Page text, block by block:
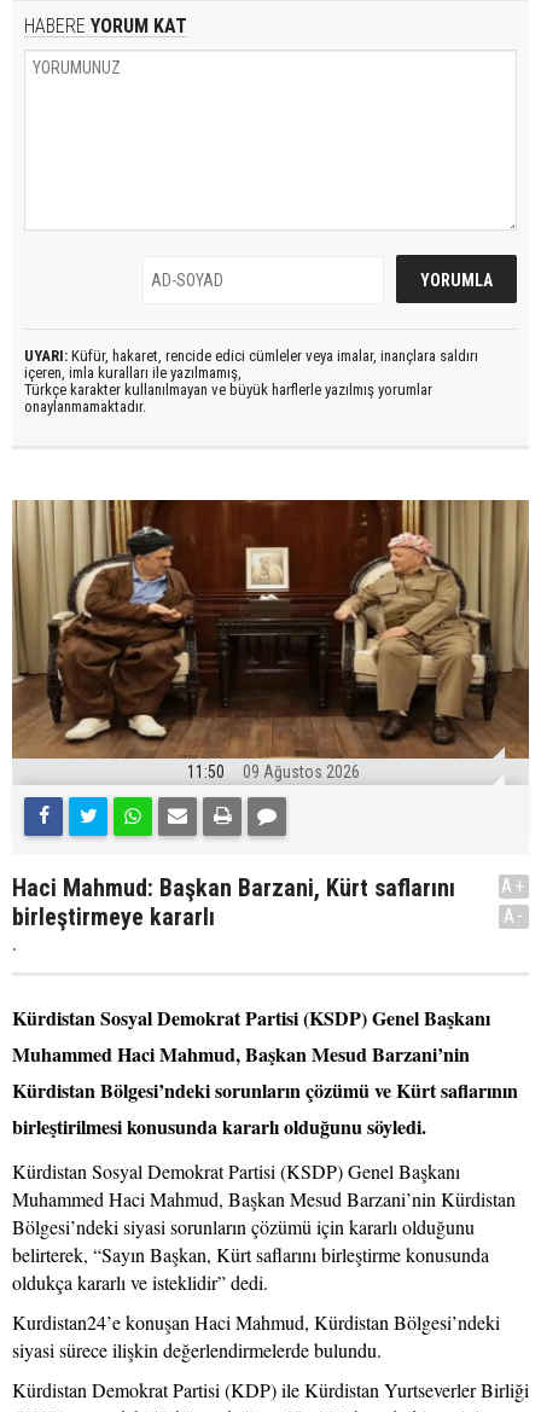
HABERE YORUM KAT
UYARI: Küfür, hakaret, rencide edici cümleler veya imalar, inançlara saldırı
içeren, imla kuralları ile yazılmamış,
Türkçe karakter kullanılmayan ve büyük harflerle yazılmış yorumlar
onaylanmamaktadır.
11:50 09 Ağustos 2026
Haci Mahmud: Başkan Barzani, Kürt saflarını
birleştirmeye kararlı
.
A+
A-
Kürdistan Sosyal Demokrat Partisi (KSDP) Genel Başkanı
Muhammed Haci Mahmud, Başkan Mesud Barzani’nin
Kürdistan Bölgesi’ndeki sorunların çözümü ve Kürt saflarının
birleştirilmesi konusunda kararlı olduğunu söyledi.
Kürdistan Sosyal Demokrat Partisi (KSDP) Genel Başkanı
Muhammed Haci Mahmud, Başkan Mesud Barzani’nin Kürdistan
Bölgesi’ndeki siyasi sorunların çözümü için kararlı olduğunu
belirterek, “Sayın Başkan, Kürt saflarını birleştirme konusunda
oldukça kararlı ve isteklidir” dedi.
Kurdistan24’e konuşan Haci Mahmud, Kürdistan Bölgesi’ndeki
siyasi sürece ilişkin değerlendirmelerde bulundu.
Kürdistan Demokrat Partisi (KDP) ile Kürdistan Yurtseverler Birliği